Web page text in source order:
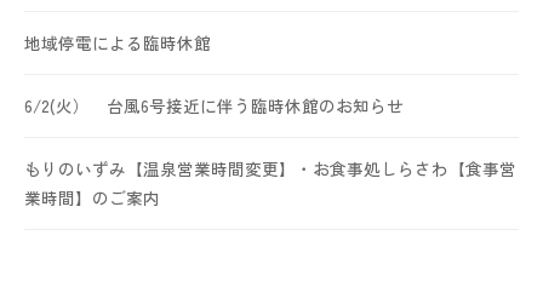
地域停電による臨時休館
6/2(火） 台風6号接近に伴う臨時休館のお知らせ
もりのいずみ【温泉営業時間変更】・お食事処しらさわ【食事営
業時間】のご案内